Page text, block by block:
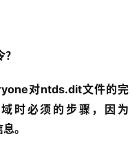
对ntds.dit文件的完
时必须的步骤，因为
。